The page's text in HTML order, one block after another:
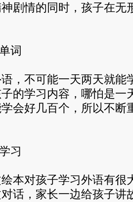
剧情的同时，孩子在无
词
不可能一天两天就能
的学习内容，哪怕是一
会好几百个，所以不断
习
对孩子学习外语有很
话，家长一边给孩子讲